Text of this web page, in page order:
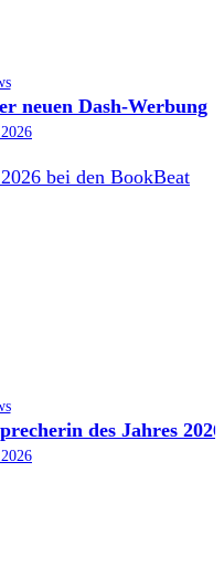
neuen Dash-Werbung
des Jahres 2026